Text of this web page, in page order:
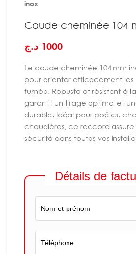
inox
Coude cheminée 104
1000 د.ج
Le coude cheminée 104 mm
pour orienter efficacement les
fumée. Robuste et résistant à
garantit un tirage optimal et
durable. Idéal pour poêles,
chaudières, ce raccord
sécurité dans toutes vos
Détails de